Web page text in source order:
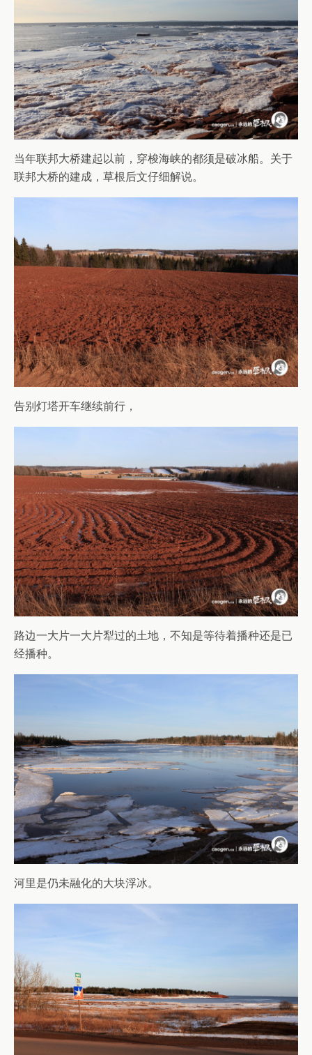
当年联邦大桥建起以前，穿梭海峡的都须是破冰船。关于
联邦大桥的建成，草根后文仔细解说。
告别灯塔开车继续前行，
路边一大片一大片犁过的土地，不知是等待着播种还是已
经播种。
河里是仍未融化的大块浮冰。